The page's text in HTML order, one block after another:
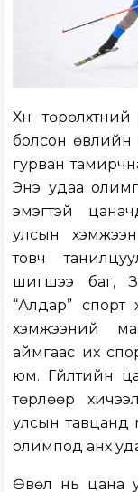
Хүн
болсон
гурван
Энэ удаа
эмэгтэй
улсын
товч
шигшээ баг,
“Алдар”
хэмжээний
аймгаас их
юм. Гүйлтийн
төрлөөр
улсын тавцанд
олимпод анх
Өвөл нь цана